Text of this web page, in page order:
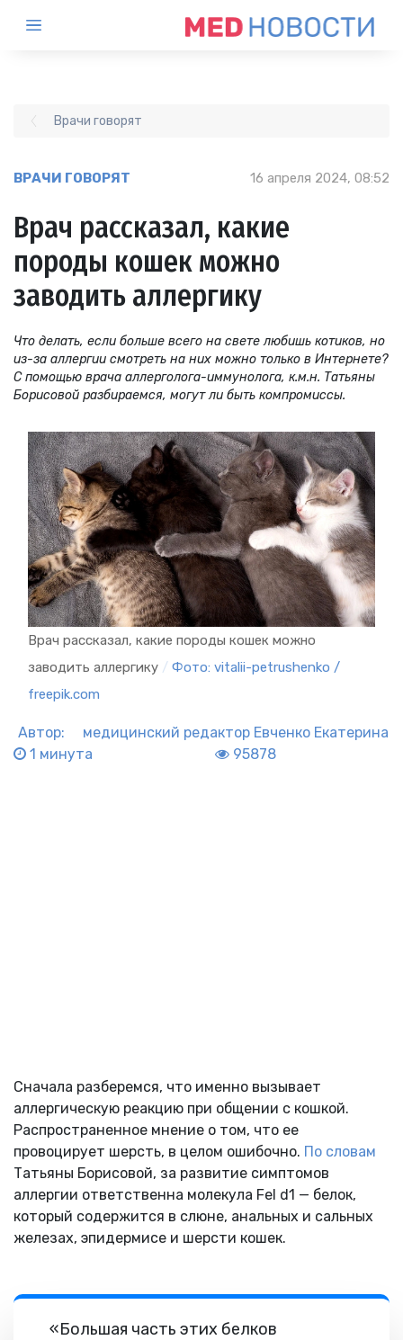
Врачи говорят
ВРАЧИ ГОВОРЯТ 16 апреля 2024, 08:52
Врач рассказал, какие
породы кошек можно
заводить аллергику
Что делать, если больше всего на свете любишь котиков, но
из-за аллергии смотреть на них можно только в Интернете?
С помощью врача аллерголога-иммунолога, к.м.н. Татьяны
Борисовой разбираемся, могут ли быть компромиссы.
Врач рассказал, какие породы кошек можно
заводить аллергику / Фото: vitalii-petrushenko /
freepik.com
Автор: медицинский редактор Евченко Екатерина
1 минута
95878
Сначала разберемся, что именно вызывает
аллергическую реакцию при общении с кошкой.
Распространенное мнение о том, что ее
провоцирует шерсть, в целом ошибочно. По словам
Татьяны Борисовой, за развитие симптомов
аллергии ответственна молекула Fel d1 — белок,
который содержится в слюне, анальных и сальных
железах, эпидермисе и шерсти кошек.
«Большая часть этих белков